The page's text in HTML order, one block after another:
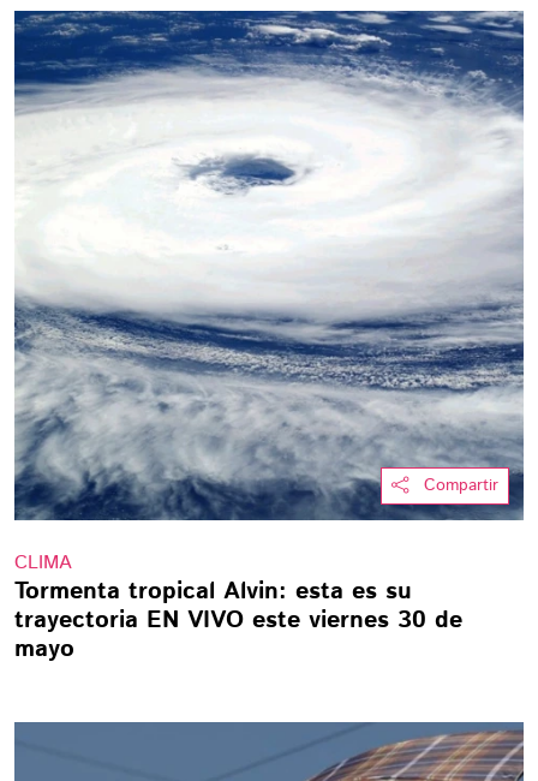
Compartir
CLIMA
Tormenta tropical Alvin: esta es su
trayectoria EN VIVO este viernes 30 de
mayo